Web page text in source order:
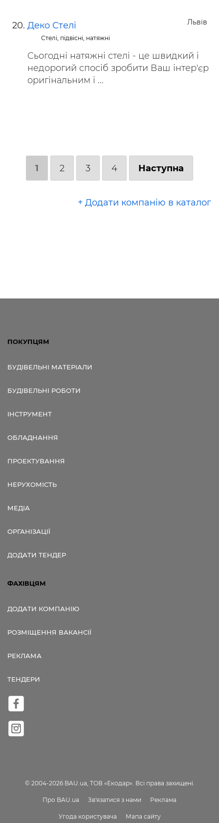
Львів
Деко Стелі
Стелі, підвісні, натяжні
Сьогодні натяжні стелі - це швидкий і
недорогий спосіб зробити Ваш інтер'єр
оригінальним і ...
1 2 3 4 Наступна
+ Додати компанію в каталог
ПОКУПЦЯМ
БУДІВЕЛЬНІ МАТЕРІАЛИ
БУДІВЕЛЬНІ РОБОТИ
ІНСТРУМЕНТ
ОБЛАДНАННЯ
ПРОЕКТУВАННЯ
НЕРУХОМІСТЬ
МЕДІА
ОРГАНІЗАЦІЇ
ДОДАТИ ТЕНДЕР
ФАХІВЦЯМ
ДОДАТИ КОМПАНІЮ
РОЗМІЩЕННЯ ВАКАНСІЇ
РЕКЛАМА
ТЕНДЕРИ
© 2004-2026 BAU.ua, ТОВ «Екодар». Всі права захищені.
Про BAU.ua Зв'язатися з нами Реклама
Угода користувача Мапа сайту